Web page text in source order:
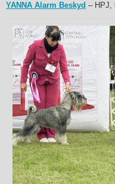
YANNA Alarm Beskyd – HPJ,